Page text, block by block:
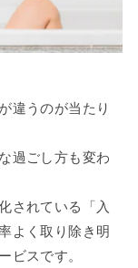
違うのが当たり
過ごし方も変わ
されている「入
よく取り除き明
ビスです。